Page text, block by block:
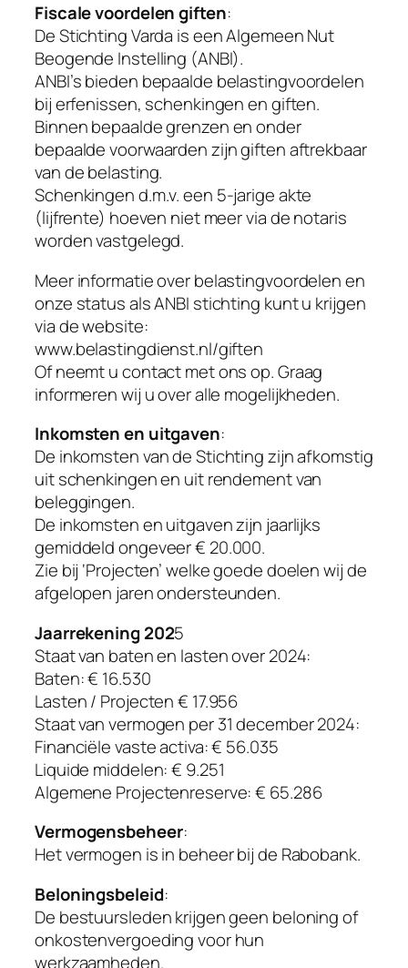
Fiscale voordelen giften:
De Stichting Varda is een Algemeen Nut
Beogende Instelling (ANBI).
ANBI’s bieden bepaalde belastingvoordelen
bij erfenissen, schenkingen en giften.
Binnen bepaalde grenzen en onder
bepaalde voorwaarden zijn giften aftrekbaar
van de belasting.
Schenkingen d.m.v. een 5-jarige akte
(lijfrente) hoeven niet meer via de notaris
worden vastgelegd.
Meer informatie over belastingvoordelen en
onze status als ANBI stichting kunt u krijgen
via de website:
www.belastingdienst.nl/giften
Of neemt u contact met ons op. Graag
informeren wij u over alle mogelijkheden.
Inkomsten en uitgaven:
De inkomsten van de Stichting zijn afkomstig
uit schenkingen en uit rendement van
beleggingen.
De inkomsten en uitgaven zijn jaarlijks
gemiddeld ongeveer € 20.000.
Zie bij ‘Projecten’ welke goede doelen wij de
afgelopen jaren ondersteunden.
Jaarrekening 2025
Staat van baten en lasten over 2024:
Baten: € 16.530
Lasten / Projecten € 17.956
Staat van vermogen per 31 december 2024:
Financiële vaste activa: € 56.035
Liquide middelen: € 9.251
Algemene Projectenreserve: € 65.286
Vermogensbeheer:
Het vermogen is in beheer bij de Rabobank.
Beloningsbeleid:
De bestuursleden krijgen geen beloning of
onkostenvergoeding voor hun
werkzaamheden.